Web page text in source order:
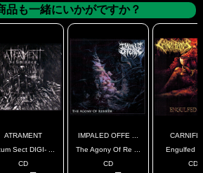
品も一緒にいかがですか？
ATRAMENT
Sect DIGI- ...
CD
IMPALED OFFE ...
The Agony Of Re ...
CD
Engulfed
CD